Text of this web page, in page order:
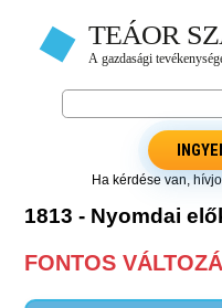
Ha kérdése van,
1813 - Nyomdai
FONTOS